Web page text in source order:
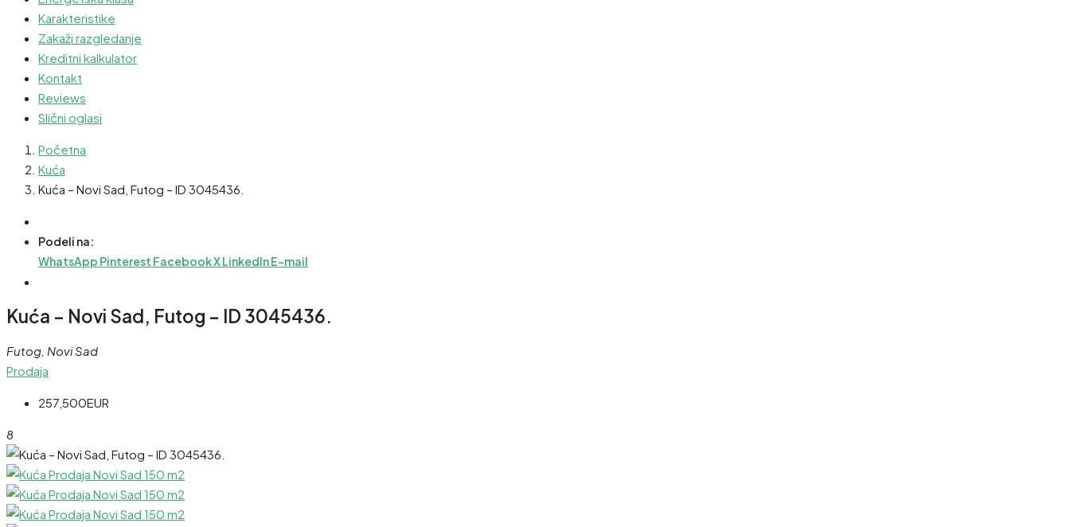
Karakteristike
Zakaži razgledanje
Kreditni kalkulator
Kontakt
Reviews
Slični oglasi
Početna
Kuća
Kuća – Novi Sad, Futog – ID 3045436.
Podeli na:
WhatsApp Pinterest FacebookXLinkedInE-mail
Kuća – Novi Sad, Futog – ID 3045436.
Futog, Novi Sad
Prodaja
257,500EUR
8